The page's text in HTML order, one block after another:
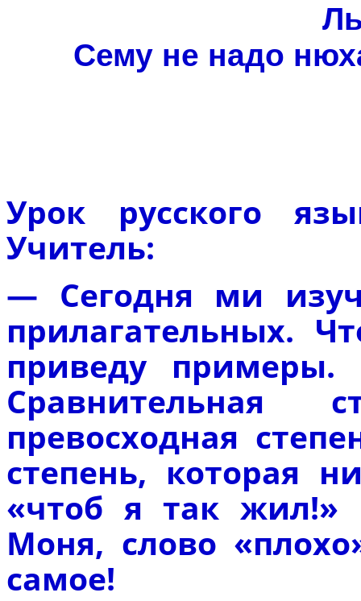
Сему не надо
Урок русского
Учитель:
— Сегодня ми
прилагательных.
приведу примеры.
Сравнительная
превосходная
степень, которая
«чтоб я так жил!»
Моня, слово
самое!